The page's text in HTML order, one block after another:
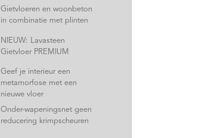
Gietvloeren en woonbeton
in combinatie met plinten
NIEUW: Lavasteen
Gietvloer PREMIUM
Geef je interieur een
metamorfose met een
nieuwe vloer
Onder-wapeningsnet geen
reducering krimpscheuren